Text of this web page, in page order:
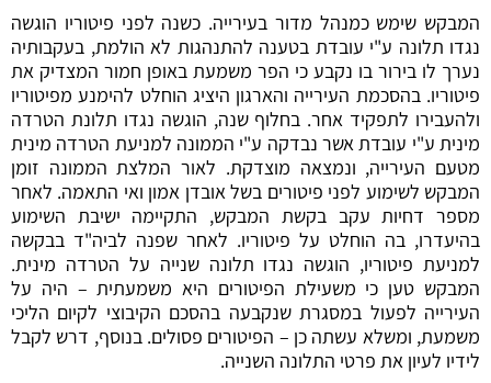
המבקש שימש כמנהל מדור בעירייה. כשנה לפני פיטוריו הוגשה
נגדו תלונה ע"י עובדת בטענה להתנהגות לא הולמת, בעקבותיה
נערך לו בירור בו נקבע כי הפר משמעת באופן חמור המצדיק את
פיטוריו. בהסכמת העירייה והארגון היציג הוחלט להימנע מפיטוריו
ולהעבירו לתפקיד אחר. בחלוף שנה, הוגשה נגדו תלונת הטרדה
מינית ע"י עובדת אשר נבדקה ע"י הממונה למניעת הטרדה מינית
מטעם העירייה, ונמצאה מוצדקת. לאור המלצת הממונה זומן
המבקש לשימוע לפני פיטורים בשל אובדן אמון ואי התאמה. לאחר
מספר דחיות עקב בקשת המבקש, התקיימה ישיבת השימוע
בהיעדרו, בה הוחלט על פיטוריו. לאחר שפנה לביה"ד בבקשה
למניעת פיטוריו, הוגשה נגדו תלונה שנייה על הטרדה מינית.
המבקש טען כי משעילת הפיטורים היא משמעתית – היה על
העירייה לפעול במסגרת שנקבעה בהסכם הקיבוצי לקיום הליכי
משמעת, ומשלא עשתה כן – הפיטורים פסולים. בנוסף, דרש לקבל
לידיו לעיון את פרטי התלונה השנייה.